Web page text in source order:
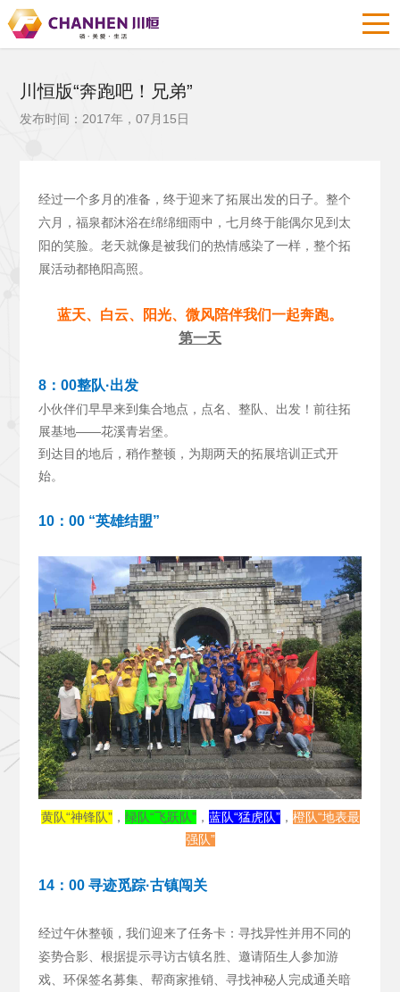
川恒版“奔跑吧！兄弟”
发布时间：2017年，07月15日
经过一个多月的准备，终于迎来了拓展出发的日子。整个
六月，福泉都沐浴在绵绵细雨中，七月终于能偶尔见到太
阳的笑脸。老天就像是被我们的热情感染了一样，整个拓
展活动都艳阳高照。
蓝天、白云、阳光、微风陪伴我们一起奔跑。
第一天
8：00整队·出发
小伙伴们早早来到集合地点，点名、整队、出发！前往拓
展基地——花溪青岩堡。
到达目的地后，稍作整顿，为期两天的拓展培训正式开
始。
10：00 “英雄结盟”
黄队“神锋队” ， 绿队“飞跃队” ， 蓝队“猛虎队”， 橙队“地表最
强队”
14：00 寻迹觅踪·古镇闯关
经过午休整顿，我们迎来了任务卡：寻找异性并用不同的
姿势合影、根据提示寻访古镇名胜、邀请陌生人参加游
戏、环保签名募集、帮商家推销、寻找神秘人完成通关暗